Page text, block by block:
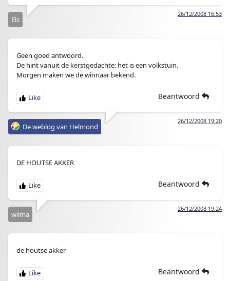
26/12/2008 16:53
Els
Geen goed antwoord.
De hint vanuit de kerstgedachte: het is een volkstuin.
Morgen maken we de winnaar bekend.
Beantwoord
26/12/2008 19:20
De weblog van Helmond
DE HOUTSE AKKER
Beantwoord
26/12/2008 19:24
wilma
de houtse akker
Beantwoord